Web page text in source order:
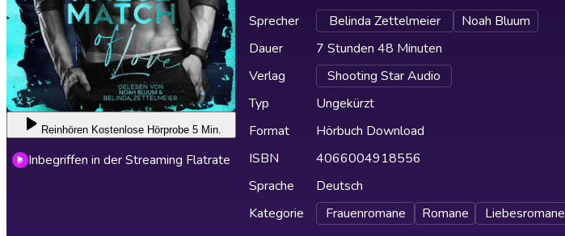
Reinhören Kostenlose Hörprobe 5 Min.
Inbegriffen in der Streaming Flatrate
Sprecher Belinda Zettelmeier
Noah Bluum
Dauer
7 Stunden 48 Minuten
Verlag
Shooting Star Audio
Typ
Ungekürzt
Format
Hörbuch Download
ISBN
4066004918556
Sprache
Deutsch
Kategorie
Frauenromane Romane Liebesromane